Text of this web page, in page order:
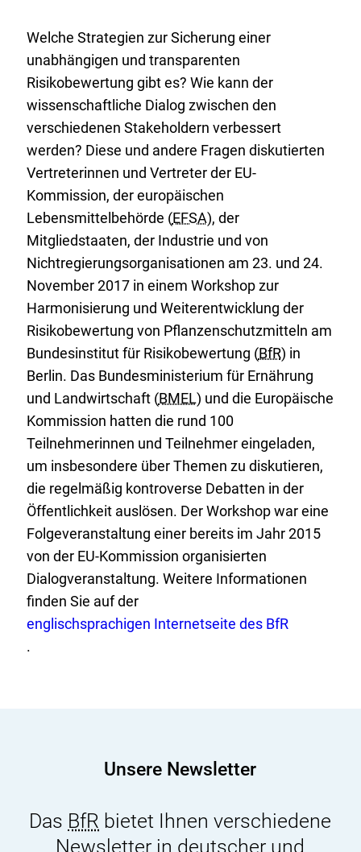
Welche Strategien zur Sicherung einer
unabhängigen und transparenten
Risikobewertung gibt es? Wie kann der
wissenschaftliche Dialog zwischen den
verschiedenen Stakeholdern verbessert
werden? Diese und andere Fragen diskutierten
Vertreterinnen und Vertreter der EU-
Kommission, der europäischen
Lebensmittelbehörde (EFSA), der
Mitgliedstaaten, der Industrie und von
Nichtregierungsorganisationen am 23. und 24.
November 2017 in einem Workshop zur
Harmonisierung und Weiterentwicklung der
Risikobewertung von Pflanzenschutzmitteln am
Bundesinstitut für Risikobewertung (BfR) in
Berlin. Das Bundesministerium für Ernährung
und Landwirtschaft (BMEL) und die Europäische
Kommission hatten die rund 100
Teilnehmerinnen und Teilnehmer eingeladen,
um insbesondere über Themen zu diskutieren,
die regelmäßig kontroverse Debatten in der
Öffentlichkeit auslösen. Der Workshop war eine
Folgeveranstaltung einer bereits im Jahr 2015
von der EU-Kommission organisierten
Dialogveranstaltung. Weitere Informationen
finden Sie auf der
E
x
L
englischsprachigen Internetseite des BfR
.
Unsere Newsletter
Das BfR bietet Ihnen verschiedene
Newsletter in deutscher und